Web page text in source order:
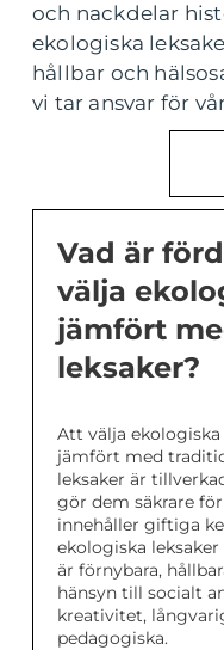
och nackdelar
ekologiska
hållbar och
vi tar ansvar för
Vad är
välja
jämfört
leksaker?
Att välja
jämfört med
leksaker är
gör dem säkrare
innehåller giftiga
ekologiska
är förnybara,
hänsyn till socialt
kreativitet,
pedagogiska.